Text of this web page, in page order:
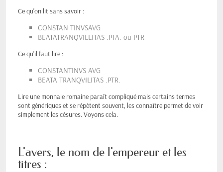
Ce qu'on lit sans savoir :
CONSTAN TINVSAVG
BEATATRANQVILLITAS .PTA. ou PTR
Ce qu'il faut lire :
CONSTANTINVS AVG
BEATA TRANQVILITAS .PTR.
Lire une monnaie romaine paraît compliqué mais certains termes
sont génériques et se répètent souvent, les connaître permet de voir
simplement les césures. Voyons cela.
L'avers, le nom de l'empereur et les
titres :